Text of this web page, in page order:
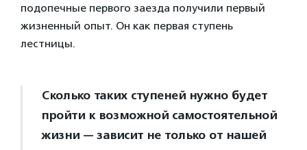
подопечные первого заезда получили первый
жизненный опыт. Он как первая ступень
лестницы.
Сколько таких ступеней нужно будет
пройти к возможной самостоятельной
жизни — зависит не только от нашей